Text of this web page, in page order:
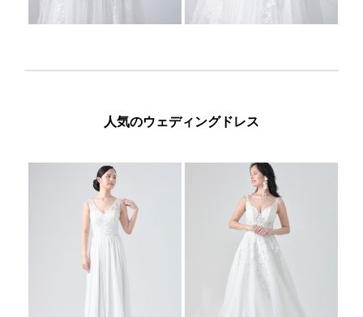
人気のウェディングドレス